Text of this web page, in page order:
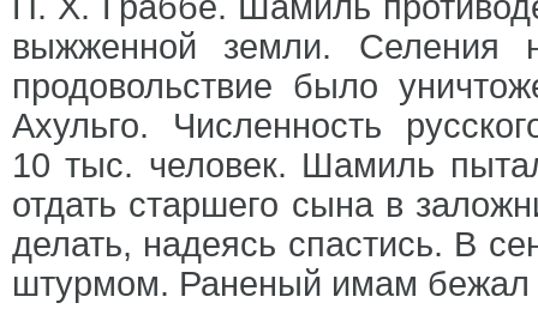
выжженной земли. Селения
продовольствие было
Ахульго. Численность
10 тыс. человек. Шамиль
отдать старшего сына в
делать, надеясь спастись. В
штурмом. Раненый имам бежал